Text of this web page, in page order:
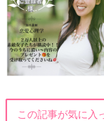
この記事が気に入